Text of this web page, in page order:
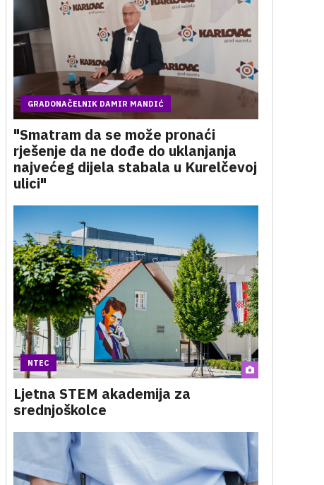
GRADONAČELNIK DAMIR MANDIĆ
"Smatram da se može pronaći
rješenje da ne dođe do uklanjanja
najvećeg dijela stabala u Kurelčevoj
ulici"
NTEC
Ljetna STEM akademija za
srednjoškolce